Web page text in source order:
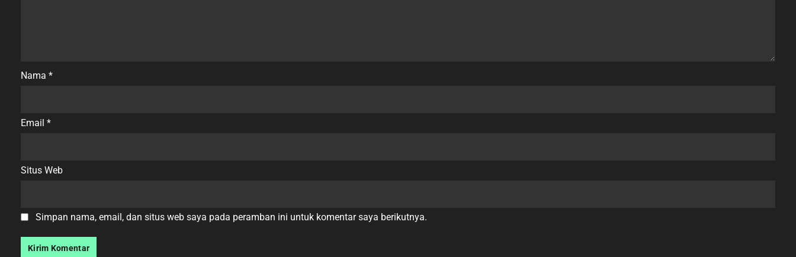
Nama *
Email *
Situs Web
Simpan nama, email, dan situs web saya pada peramban ini untuk komentar saya berikutnya.